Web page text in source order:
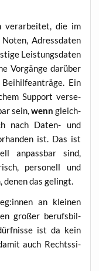
ver­ar­bei­tet, die im
Adress­da­ten
Leis­tungs­da­ten
Vor­gän­ge dar­über
Ein
Sup­port ver­se­
sein,wenn gleich­
nach Daten- und
ist. Das ist
anpass­bar sind,
per­so­nell und
denen das gelingt.
an klei­nen
gro­ßer berufs­bil­
ist da kein
auch Rechts­si­